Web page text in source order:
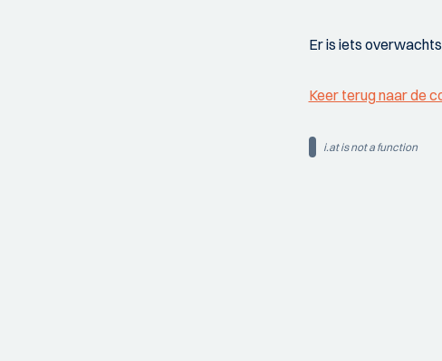
Er is iets
Keer terug naar de
i.at is not a function